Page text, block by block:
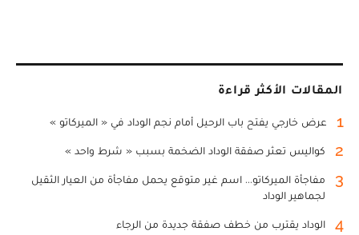
المقالات الأكثر قراءة
1 عرض خارجي يفتح باب الرحيل أمام نجم الوداد في « الميركاتو »
2 كواليس تعثر صفقة الوداد الضخمة بسبب « شرط واحد »
3
مفاجأة الميركاتو... اسم غير متوقع يحمل مفاجأة من العيار الثقيل
لجماهير الوداد
4 الوداد يقترب من خطف صفقة جديدة من الرجاء